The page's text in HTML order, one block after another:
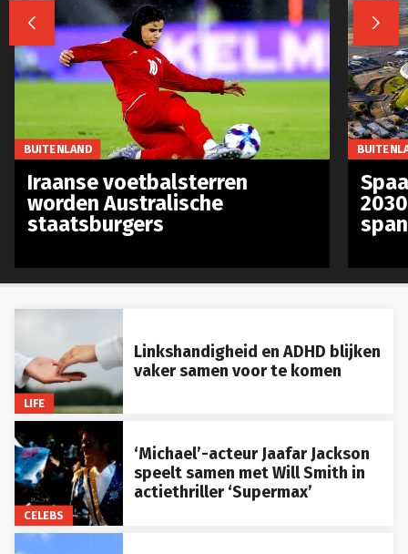
LIFE
Linkshandigheid en ADHD blijken
vaker samen voor te komen
CELEBS
‘Michael’-acteur Jaafar Jackson
speelt samen met Will Smith in
actiethriller ‘Supermax’
 
BUITENLAND
Iraanse voetbalsterren
worden Australische
staatsburgers